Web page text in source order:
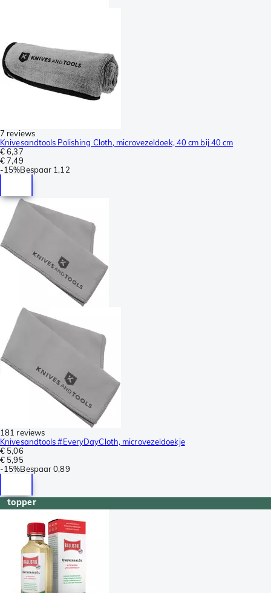
7 reviews
Knivesandtools Polishing Cloth, microvezeldoek, 40 cm bij 40 cm
€ 6,37
€ 7,49
-15%Bespaar 1,12
181 reviews
Knivesandtools #EveryDayCloth, microvezeldoekje
€ 5,06
€ 5,95
-15%Bespaar 0,89
topper